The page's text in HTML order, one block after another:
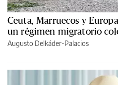
Ceuta, Marruecos y
un régimen migratorio
Augusto Delkáder-Palacios